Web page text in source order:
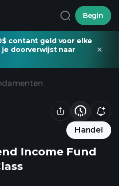
Begin
contant geld voor elke
je doorverwijst naar
Handel
Income Fund